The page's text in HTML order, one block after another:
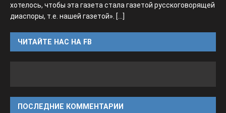
хотелось, чтобы эта газета стала газетой русскоговорящей
диаспоры, т.е. нашей газетой». [...]
ЧИТАЙТЕ НАС НА FB
ПОСЛЕДНИЕ КОММЕНТАРИИ